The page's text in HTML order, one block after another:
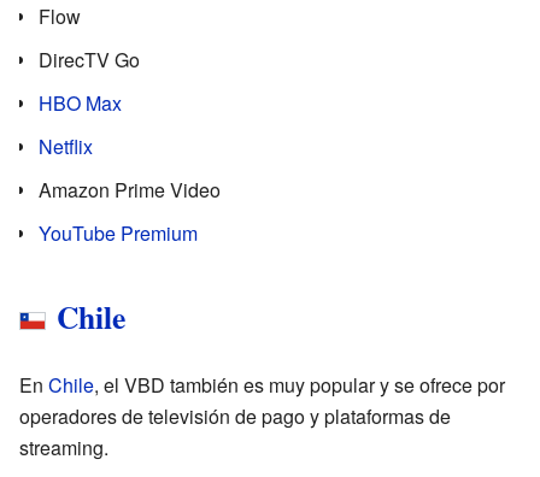
Flow
DirecTV Go
HBO Max
Netflix
Amazon Prime Video
YouTube Premium
Chile
En Chile, el VBD también es muy popular y se ofrece por
operadores de televisión de pago y plataformas de
streaming.